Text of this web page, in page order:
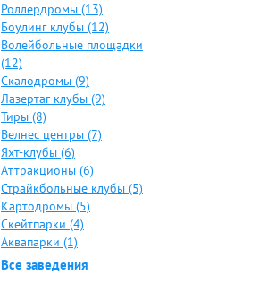
Роллердромы (13)
Боулинг клубы (12)
Волейбольные площадки
(12)
Скалодромы (9)
Лазертаг клубы (9)
Тиры (8)
Велнес центры (7)
Яхт-клубы (6)
Аттракционы (6)
Страйкбольные клубы (5)
Картодромы (5)
Скейтпарки (4)
Аквапарки (1)
Все заведения